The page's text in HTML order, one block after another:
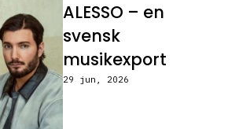
ALESSO – en
svensk
musikexport
29 jun, 2026